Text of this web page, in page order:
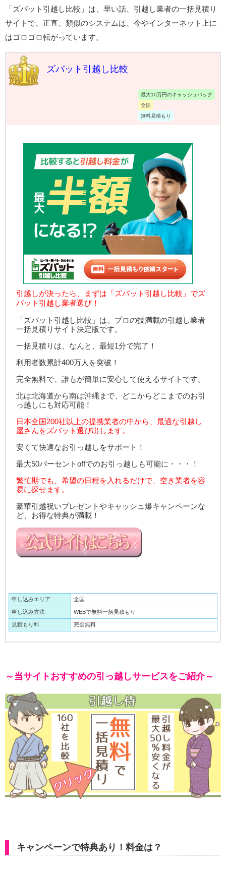
「ズバット引越し比較」は、早い話、引越し業者の一括見積り
サイトで、正直、類似のシステムは、今やインターネット上に
はゴロゴロ転がっています。
ズバット引越し比較
最大10万円のキャッシュバック
全国
無料見積もり
引越しが決ったら、まずは「ズバット引越し比較」でズ
バット引越し業者選び！
「ズバット引越し比較」は、プロの技満載の引越し業者
一括見積りサイト決定版です。
一括見積りは、なんと、最短1分で完了！
利用者数累計400万人を突破！
完全無料で、誰もが簡単に安心して使えるサイトです。
北は北海道から南は沖縄まで、どこからどこまでのお引
っ越しにも対応可能！
日本全国200社以上の提携業者の中から、最適な引越し
屋さんをズバット選び出します。
安くて快適なお引っ越しをサポート！
最大50パーセントoffでのお引っ越しも可能に・・・！
繁忙期でも、希望の日程を入れるだけで、空き業者を容
易に探せます。
豪華引越祝いプレゼントやキャッシュ爆キャンペーンな
ど、お得な特典が満載！
申し込みエリア 全国
申し込み方法 WEBで無料一括見積もり
見積もり料 完全無料
～当サイトおすすめの引っ越しサービスをご紹介～
キャンペーンで特典あり！料金は？